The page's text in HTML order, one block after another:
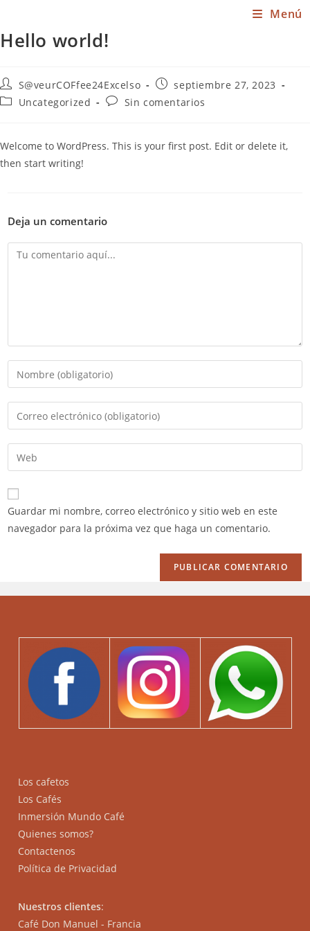
contenido
Menú
Hello world!
Autor
de
la
S@veurCOFfee24Excelso
Publicación
la
septiembre 27, 2023
Categoría
entrada:
Uncategorized
Comentarios
entrada:
Sin comentarios
Welcome to WordPress. This is your first post. Edit or delete it,
then start writing!
Deja un comentario
Comentario
Introduce
tu
nombre
de
usuario
para
comentar
Introduce
tu
dirección
de
electrónico
para
comentar
Introduce
la
URL
de
Guardar mi nombre, correo electrónico y sitio web en este
navegador para la próxima vez que haga un comentario.
Los cafetos
Los Cafés
Inmersión Mundo Café
Quienes somos?
Contactenos
Política de Privacidad
Nuestros clientes:
Café Don Manuel - Francia